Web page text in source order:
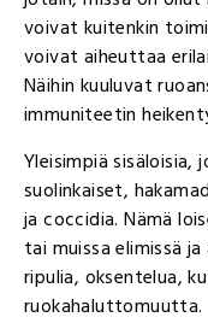
voivat kuitenkin
voivat aiheuttaa
Näihin kuuluvat
immuniteetin
Yleisimpiä
suolinkaiset,
ja coccidia. Nämä
tai muissa elimissä
ripulia, oksentelua,
ruokahaluttomuutta.